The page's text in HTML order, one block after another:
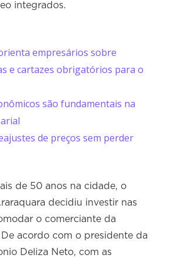
integrados.
empresários sobre
e cartazes obrigatórios para o
são fundamentais na
de preços sem perder
de 50 anos na cidade, o
decidiu investir nas
o comerciante da
acordo com o presidente da
Deliza Neto, com as